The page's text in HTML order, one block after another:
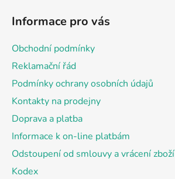
Informace pro vás
Obchodní podmínky
Reklamační řád
Podmínky ochrany osobních údajů
Kontakty na prodejny
Doprava a platba
Informace k on-line platbám
Odstoupení od smlouvy a vrácení zboží
Kodex